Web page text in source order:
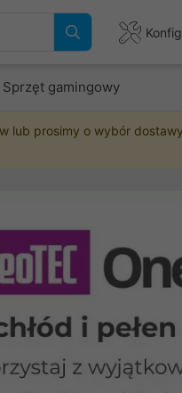
Sprzęt gamingowy
lub prosimy o wybór